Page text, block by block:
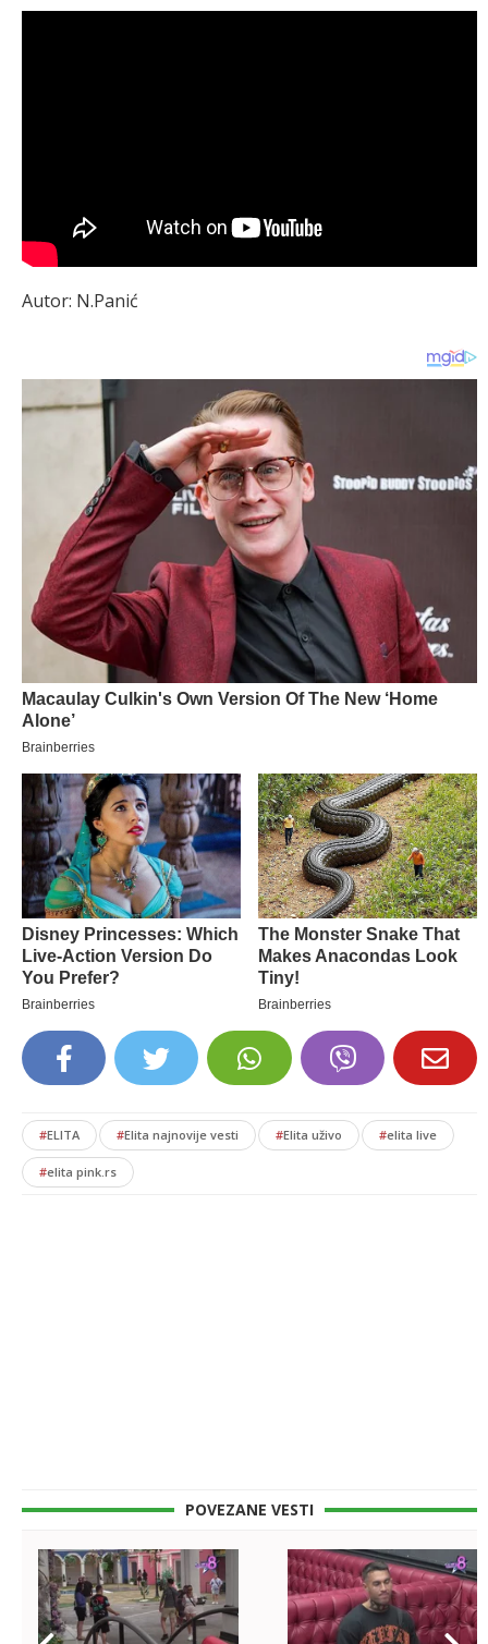
Autor: N.Panić
#ELITA #Elita najnovije vesti #Elita uživo #elita live
#elita pink.rs
POVEZANE VESTI